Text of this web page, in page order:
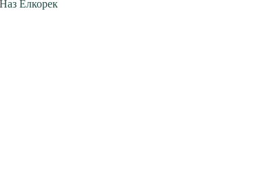
Наз Елкорек